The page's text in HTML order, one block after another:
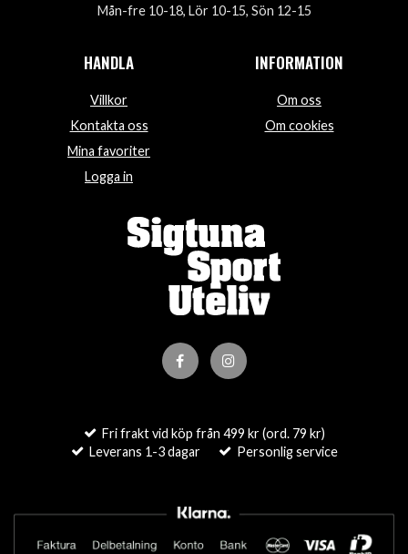
Mån-fre 10-18, Lör 10-15, Sön 12-15
HANDLA
Villkor
Kontakta oss
Mina favoriter
Logga in
INFORMATION
Om oss
Om cookies
Fri frakt vid köp från 499 kr (ord. 79 kr)
Leverans 1-3 dagar
Personlig service